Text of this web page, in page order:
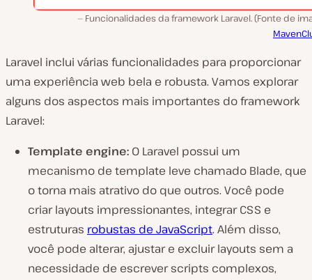
Funcionalidades da framework Laravel. (Fonte de
Laravel inclui várias funcionalidades para proporcionar
uma experiência web bela e robusta. Vamos explorar
alguns dos aspectos mais importantes do framework
Laravel:
Template engine: O Laravel possui um
mecanismo de template leve chamado Blade, que
o torna mais atrativo do que outros. Você pode
criar layouts impressionantes, integrar CSS e
estruturas robustas de JavaScript. Além disso,
você pode alterar, ajustar e excluir layouts sem a
necessidade de escrever scripts complexos,